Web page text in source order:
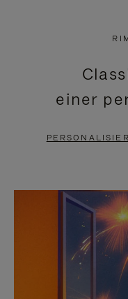
BITTE
SIE
ZUM
einer